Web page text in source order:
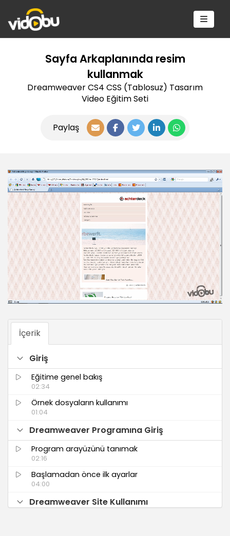
Sayfa Arkaplanında resim
kullanmak
Dreamweaver CS4 CSS (Tablosuz) Tasarım
Video Eğitim Seti
Paylaş
İçerik
Giriş
Eğitime genel bakış
02:34
Örnek dosyaların kullanımı
01:04
Dreamweaver Programına Giriş
Program arayüzünü tanımak
02:16
Başlamadan önce ilk ayarlar
04:00
Dreamweaver Site Kullanımı